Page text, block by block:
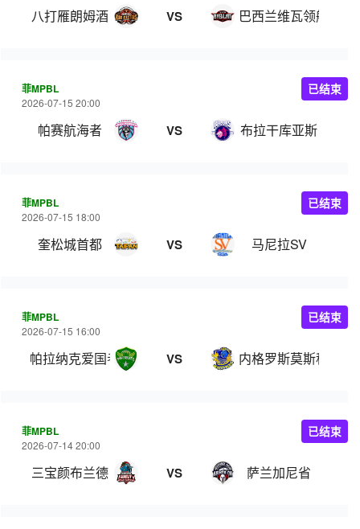
八打雁朗姆酒 VS 巴西兰维瓦领航
菲MPBL
2026-07-15 20:00
帕赛航海者 VS 布拉干库亚斯
已结束
菲MPBL
2026-07-15 18:00
奎松城首都 VS 马尼拉SV
已结束
菲MPBL
2026-07-15 16:00
帕拉纳克爱国者 VS 内格罗斯莫斯科瓦多
已结束
菲MPBL
2026-07-14 20:00
三宝颜布兰德 VS 萨兰加尼省
已结束